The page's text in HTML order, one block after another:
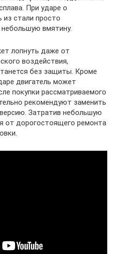
При ударе о
из стали просто
вмятину.
лопнуть даже от
воздействия,
без защиты. Кроме
двигатель может
покупки рассматриваемого
рекомендуют заменить
Затратив небольшую
от дорогостоящего ремонта